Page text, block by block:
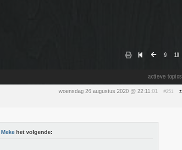
9 10
actieve topics
woensdag 26 augustus 2020 @ 22:11 :01 #251
Meke het volgende: